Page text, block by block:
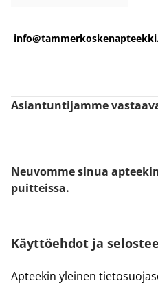
Asiantuntijamme
Neuvomme sinua
puitteissa.
Käyttöehdot ja
Apteekin yleinen